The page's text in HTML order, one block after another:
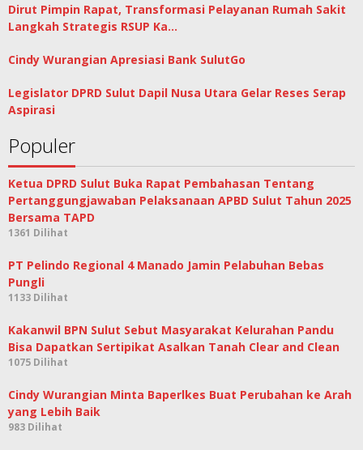
Dirut Pimpin Rapat, Transformasi Pelayanan Rumah Sakit
Langkah Strategis RSUP Ka…
Cindy Wurangian Apresiasi Bank SulutGo
Legislator DPRD Sulut Dapil Nusa Utara Gelar Reses Serap
Aspirasi
Populer
Ketua DPRD Sulut Buka Rapat Pembahasan Tentang
Pertanggungjawaban Pelaksanaan APBD Sulut Tahun 2025
Bersama TAPD
1361 Dilihat
PT Pelindo Regional 4 Manado Jamin Pelabuhan Bebas
Pungli
1133 Dilihat
Kakanwil BPN Sulut Sebut Masyarakat Kelurahan Pandu
Bisa Dapatkan Sertipikat Asalkan Tanah Clear and Clean
1075 Dilihat
Cindy Wurangian Minta Baperlkes Buat Perubahan ke Arah
yang Lebih Baik
983 Dilihat